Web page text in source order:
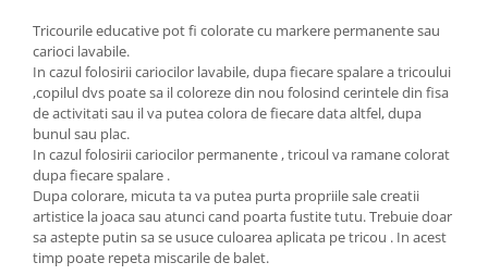
Tricourile educative pot fi colorate cu markere permanente sau
carioci lavabile.
In cazul folosirii cariocilor lavabile, dupa fiecare spalare a tricoului
,copilul dvs poate sa il coloreze din nou folosind cerintele din fisa
de activitati sau il va putea colora de fiecare data altfel, dupa
bunul sau plac.
In cazul folosirii cariocilor permanente , tricoul va ramane colorat
dupa fiecare spalare .
Dupa colorare, micuta ta va putea purta propriile sale creatii
artistice la joaca sau atunci cand poarta fustite tutu. Trebuie doar
sa astepte putin sa se usuce culoarea aplicata pe tricou . In acest
timp poate repeta miscarile de balet.